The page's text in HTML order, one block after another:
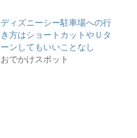
ディズニーシー駐車場への行
き方はショートカットやＵタ
ーンしてもいいことなし
おでかけスポット